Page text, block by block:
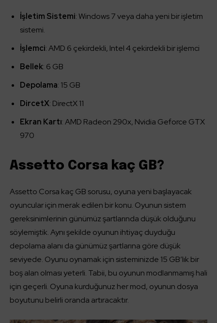
İşletim Sistemi: Windows 7 veya daha yeni bir işletim
sistemi.
İşlemci: AMD 6 çekirdekli, Intel 4 çekirdekli bir işlemci
Bellek: 6 GB
Depolama: 15 GB
DircetX: DirectX 11
Ekran Kartı: AMD Radeon 290x, Nvidia Geforce GTX
970
Assetto Corsa kaç GB?
Assetto Corsa kaç GB sorusu, oyuna yeni başlayacak
oyuncular için merak edilen bir konu. Oyunun sistem
gereksinimlerinin günümüz şartlarında düşük olduğunu
söylemiştik. Aynı şekilde oyunun ihtiyaç duyduğu
depolama alanı da günümüz şartlarına göre düşük
seviyede. Oyunu oynamak için sisteminizde 15 GB’lık bir
boş alan olması yeterli. Tabii, bu oyunun modlanmamış hali
için geçerli. Oyuna kurduğunuz her mod, oyunun dosya
boyutunu belirli oranda artıracaktır.